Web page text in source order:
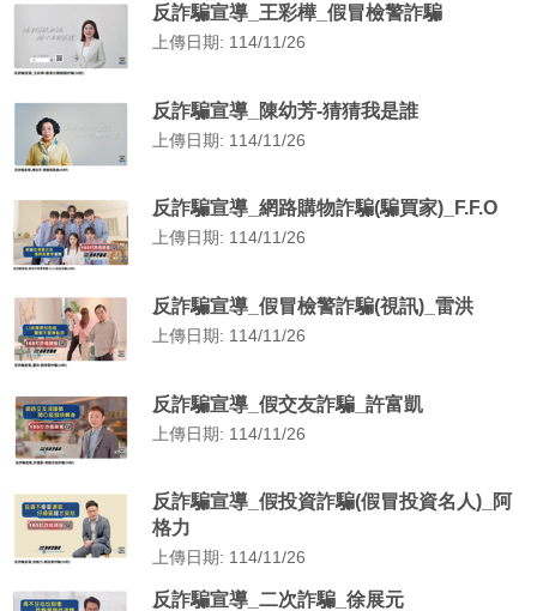
反詐騙宣導_王彩樺_假冒檢警詐騙
上傳日期: 114/11/26
反詐騙宣導_陳幼芳-猜猜我是誰
上傳日期: 114/11/26
反詐騙宣導_網路購物詐騙(騙買家)_F.F.O
上傳日期: 114/11/26
反詐騙宣導_假冒檢警詐騙(視訊)_雷洪
上傳日期: 114/11/26
反詐騙宣導_假交友詐騙_許富凱
上傳日期: 114/11/26
反詐騙宣導_假投資詐騙(假冒投資名人)_阿
格力
上傳日期: 114/11/26
反詐騙宣導_二次詐騙_徐展元